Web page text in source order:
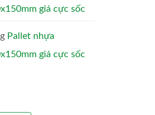
giá cực sốc
Pallet nhựa
giá cực sốc